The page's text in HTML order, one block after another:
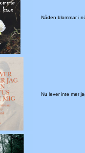
Nåden blommar i
Nu lever inte mer